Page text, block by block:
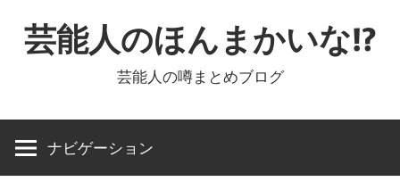
ツ
芸能人のほんまかいな!?
芸能人の噂まとめブログ
ナビゲーション